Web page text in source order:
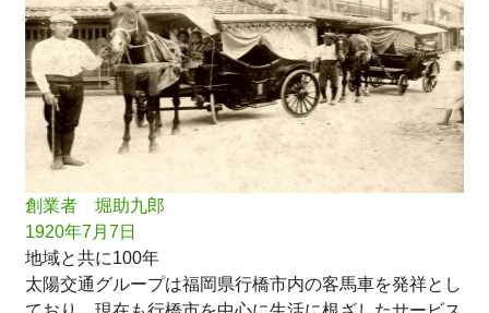
創業者 堀助九郎
1920年7月7日
地域と共に100年
太陽交通グループは福岡県行橋市内の客馬車を発祥とし